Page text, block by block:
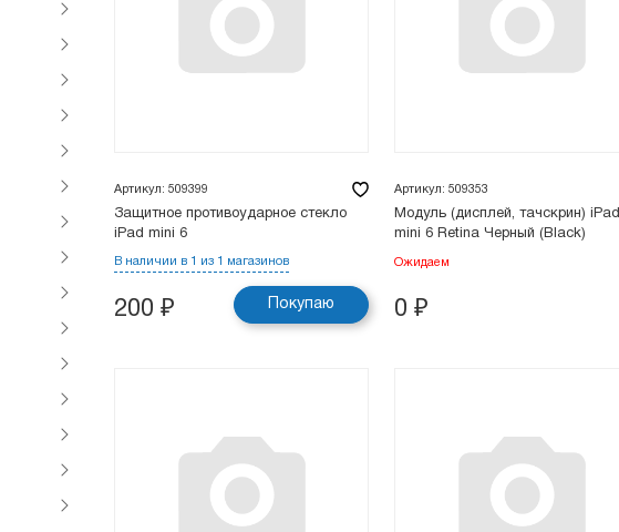
Артикул: 509399
Защитное противоударное стекло
iPad mini 6
В наличии в 1 из 1 магазинов
200 ₽ Покупаю
Артикул: 509353
Модуль (дисплей, тачскрин) iPad
mini 6 Retina Черный (Black)
Ожидаем
0 ₽